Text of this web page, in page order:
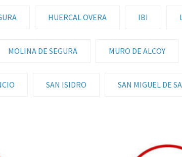
HUERCAL OVERA IBI
MOLINA DE SEGURA MURO DE ALCOY
SAN ISIDRO SAN MIGUEL DE